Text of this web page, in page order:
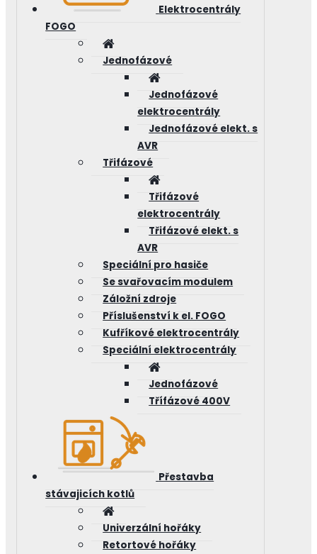
Elektrocentrály
FOGO
Jednofázové
Jednofázové
elektrocentrály
Jednofázové elekt. s
AVR
Třifázové
Třifázové
elektrocentrály
Třifázové elekt. s
AVR
Speciální pro hasiče
Se svařovacím modulem
Záložní zdroje
Příslušenství k el. FOGO
Kufříkové elektrocentrály
Speciální elektrocentrály
Jednofázové
Třífázové 400V
Přestavba
stávajicích kotlů
Univerzální hořáky
Retortové hořáky